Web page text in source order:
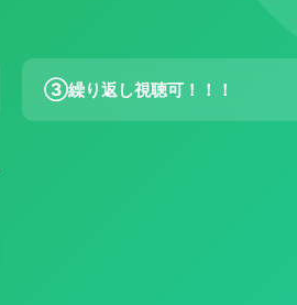
③繰り返し視聴可！！！